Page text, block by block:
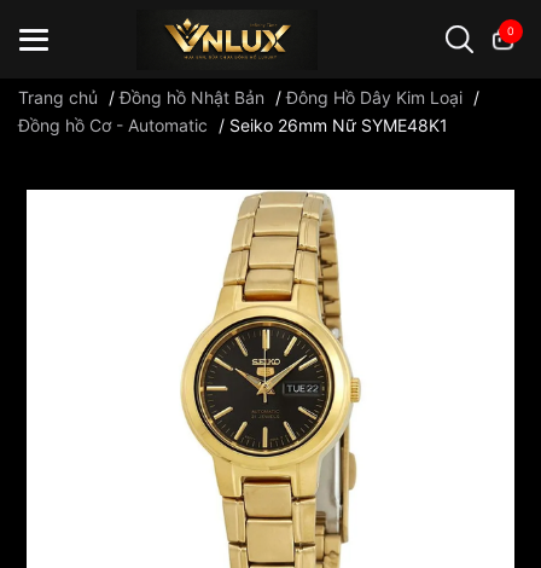
0
Trang chủ /Đồng hồ Nhật Bản /Đông Hồ Dây Kim Loại /
Đồng hồ Cơ - Automatic
/ Seiko 26mm Nữ SYME48K1